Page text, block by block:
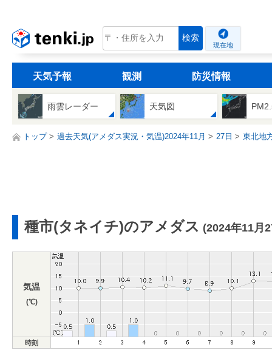
tenki.jp 検索
現在地
天気予報 観測 防災情報
雨雲レーダー 天気図
トップ 過去天気(アメダス実況・気温)2024年11月 27日 東北地
種市(タネイチ)のアメダス (2024年11月
気温
(℃)
時刻